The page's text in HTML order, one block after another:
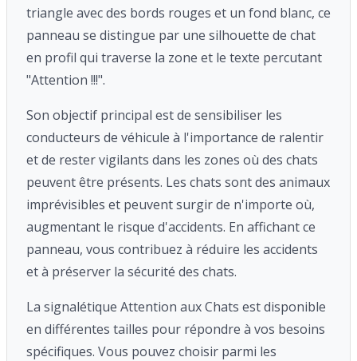
triangle avec des bords rouges et un fond blanc, ce
panneau se distingue par une silhouette de chat
en profil qui traverse la zone et le texte percutant
"Attention !!!".
Son objectif principal est de sensibiliser les
conducteurs de véhicule à l'importance de ralentir
et de rester vigilants dans les zones où des chats
peuvent être présents. Les chats sont des animaux
imprévisibles et peuvent surgir de n'importe où,
augmentant le risque d'accidents. En affichant ce
panneau, vous contribuez à réduire les accidents
et à préserver la sécurité des chats.
La signalétique Attention aux Chats est disponible
en différentes tailles pour répondre à vos besoins
spécifiques. Vous pouvez choisir parmi les